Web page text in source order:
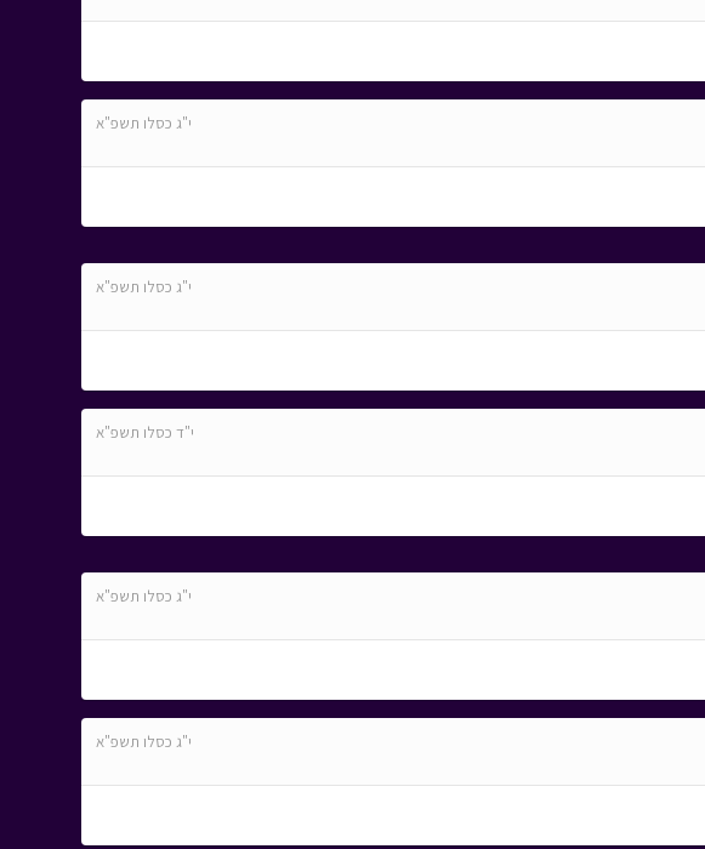
י"ג כסלו תשפ"א
י"ג כסלו תשפ"א
י"ד כסלו תשפ"א
י"ג כסלו תשפ"א
י"ג כסלו תשפ"א